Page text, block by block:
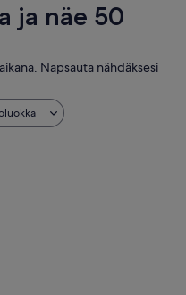
ja näe 50
Napsauta nähdäksesi